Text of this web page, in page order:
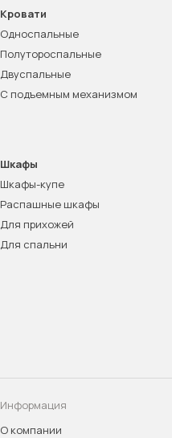
Кровати
Односпальные
Полутороспальные
Двуспальные
С подъемным механизмом
Шкафы
Шкафы-купе
Распашные шкафы
Для прихожей
Для спальни
Информация
О компании